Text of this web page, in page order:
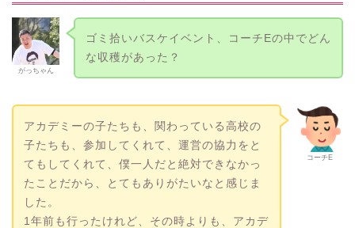
がっちゃん
ゴミ拾いバスケイベント、コーチEの中でどん
な収穫があった？
コーチE
アカデミーの子たちも、関わっている高校の
子たちも、参加してくれて、運営の協力をと
てもしてくれて、僕一人だと絶対できなかっ
たことだから、とてもありがたいなと感じま
した。
1年前も行ったけれど、その時よりも、アカデ